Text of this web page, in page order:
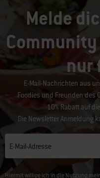
Melde
Community
nur
E-Mail-Nachrichten aus
Foodies und Freunden des
10% Rabatt auf
Die Newsletter Anmeldung
E-Mail-Adresse
Hiermit willige ich in die Nutzung